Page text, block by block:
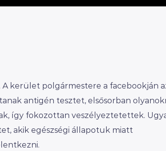
kerület polgármestere a facebookján
antigén tesztet, elsősorban
így fokozottan veszélyeztetettek.
akik egészségi állapotuk miatt